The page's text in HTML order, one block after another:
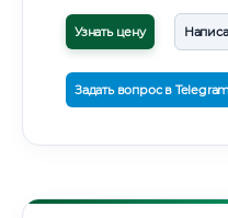
Узнать цену
Задать вопрос в Telegram